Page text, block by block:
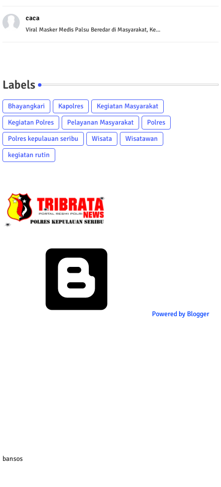
caca
Viral Masker Medis Palsu Beredar di Masyarakat, Ke...
Labels
Bhayangkari Kapolres
Kegiatan Masyarakat
Kegiatan Polres
Pelayanan Masyarakat
Polres
Polres kepulauan seribu
Wisata
Wisatawan
kegiatan rutin
Powered by Blogger
bansos